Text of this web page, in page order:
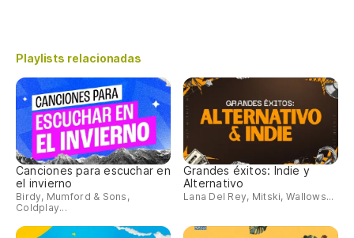
Playlists relacionadas
Canciones para escuchar en
el invierno
Birdy, Mumford & Sons,
Coldplay...
Grandes éxitos: Indie y
Alternativo
Lana Del Rey, Mitski, Wallows...